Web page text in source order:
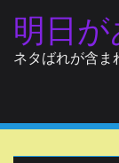
content
明日が
ネタばれが含ま